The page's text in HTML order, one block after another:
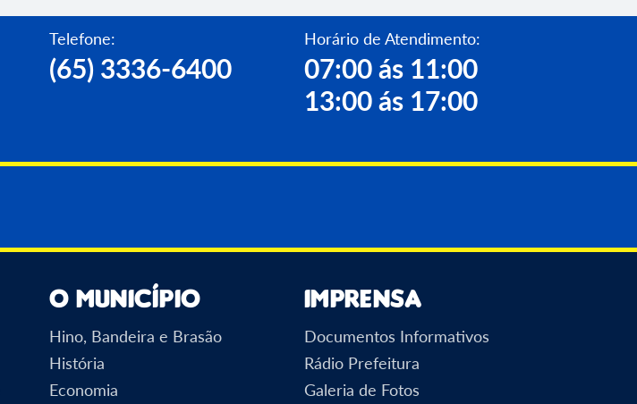
Telefone:
(65) 3336-6400
Horário de Atendimento:
07:00 ás 11:00
13:00 ás 17:00
O Município
Hino, Bandeira e Brasão
História
Economia
Imprensa
Documentos Informativos
Rádio Prefeitura
Galeria de Fotos